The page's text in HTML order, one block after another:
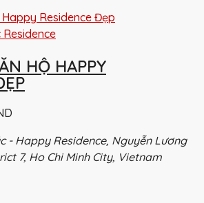
Residence
HỘ HAPPY
- Happy Residence, Nguyễn Lương
7, Ho Chi Minh City, Vietnam